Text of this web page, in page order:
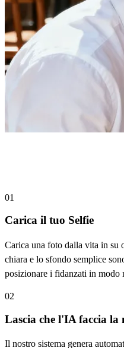
01
Carica il tuo Selfie
Carica una foto dalla vita in
chiara e lo sfondo semplice
posizionare i fidanzati in modo
02
Lascia che l'IA faccia la
Il nostro sistema genera